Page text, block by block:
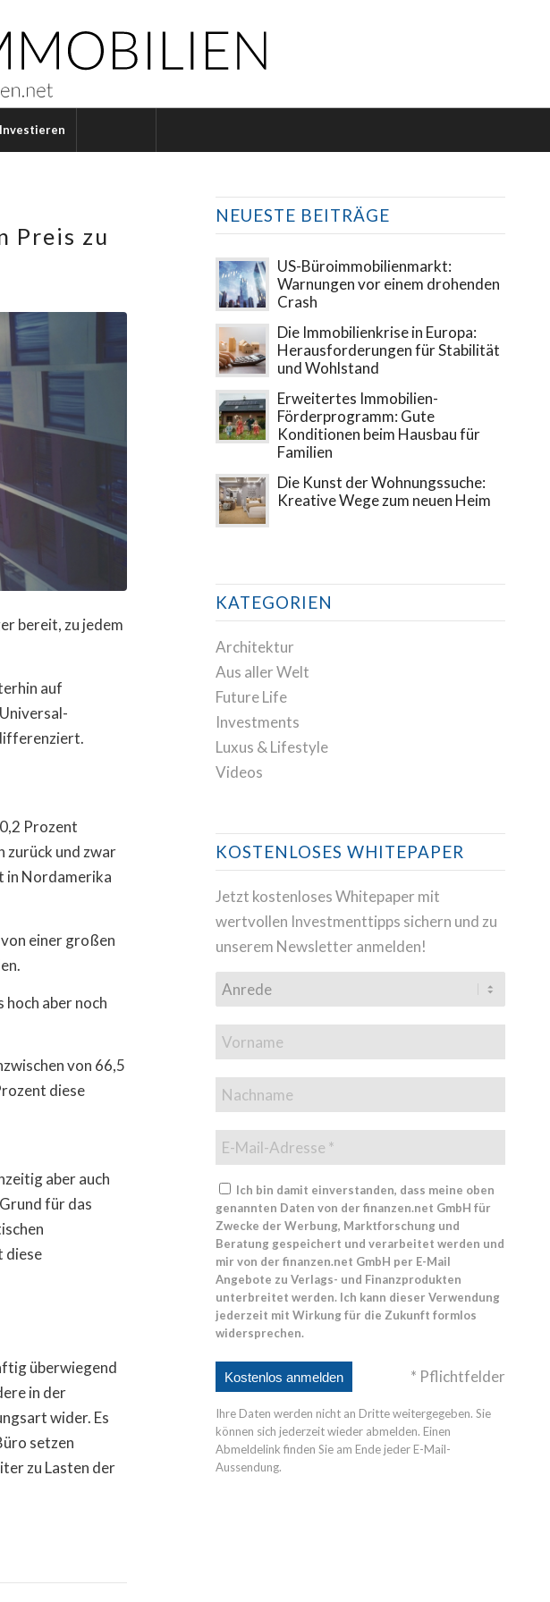
Investieren
Preis zu
bereit, zu jedem
auf
Prozent
zurück und zwar
in Nordamerika
einer großen
aber noch
von 66,5
diese
aber auch
für das
diese
überwiegend
in der
wider. Es
setzen
zu Lasten der
NEUESTE BEITRÄGE
US-Büroimmobilienmarkt:
Warnungen vor einem drohenden
Crash
Die Immobilienkrise in Europa:
Herausforderungen für Stabilität
und Wohlstand
Erweitertes Immobilien-
Förderprogramm: Gute
Konditionen beim Hausbau für
Familien
Die Kunst der Wohnungssuche:
Kreative Wege zum neuen Heim
KATEGORIEN
Architektur
Aus aller Welt
Future Life
Investments
Luxus & Lifestyle
Videos
KOSTENLOSES WHITEPAPER
Jetzt kostenloses Whitepaper mit
wertvollen Investmenttipps sichern und zu
unserem Newsletter anmelden!
Ich bin damit einverstanden, dass meine oben
genannten Daten von der finanzen.net GmbH für
Zwecke der Werbung, Marktforschung und
Beratung gespeichert und verarbeitet werden und
mir von der finanzen.net GmbH per E-Mail
Angebote zu Verlags- und Finanzprodukten
unterbreitet werden. Ich kann dieser Verwendung
jederzeit mit Wirkung für die Zukunft formlos
widersprechen.
* Pflichtfelder
Ihre Daten werden nicht an Dritte weitergegeben. Sie
können sich jederzeit wieder abmelden. Einen
Abmeldelink finden Sie am Ende jeder E-Mail-
Aussendung.